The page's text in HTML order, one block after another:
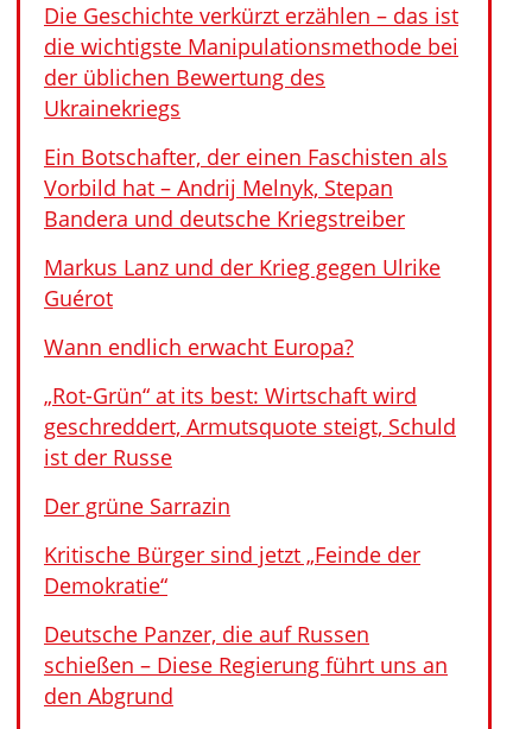
Die Geschichte verkürzt erzählen – das ist
die wichtigste Manipulationsmethode bei
der üblichen Bewertung des
Ukrainekriegs
Ein Botschafter, der einen Faschisten als
Vorbild hat – Andrij Melnyk, Stepan
Bandera und deutsche Kriegstreiber
Markus Lanz und der Krieg gegen Ulrike
Guérot
Wann endlich erwacht Europa?
„Rot-Grün“ at its best: Wirtschaft wird
geschreddert, Armutsquote steigt, Schuld
ist der Russe
Der grüne Sarrazin
Kritische Bürger sind jetzt „Feinde der
Demokratie“
Deutsche Panzer, die auf Russen
schießen – Diese Regierung führt uns an
den Abgrund